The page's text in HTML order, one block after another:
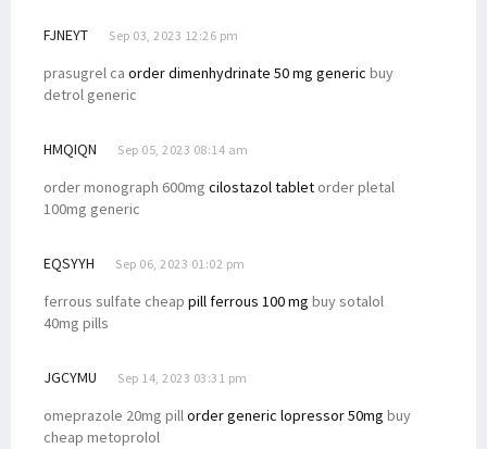
FJNEYT Sep 03, 2023 12:26 pm
prasugrel ca order dimenhydrinate 50 mg generic buy
detrol generic
HMQIQN Sep 05, 2023 08:14 am
order monograph 600mg cilostazol tablet order pletal
100mg generic
EQSYYH Sep 06, 2023 01:02 pm
ferrous sulfate cheap pill ferrous 100 mg buy sotalol
40mg pills
JGCYMU Sep 14, 2023 03:31 pm
omeprazole 20mg pillorder generic lopressor 50mg buy
cheap metoprolol